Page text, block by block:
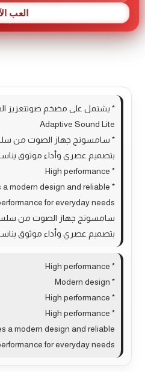
الوصف
مراجعات (0)
* يشتمل على مضخم صوتتعزيز
Adaptive Sound Lite
بتصميم عصري وأداء موثوق يناسب
* High performance
a modern design and reliable
for everyday needs
بتصميم عصري وأداء موثوق يناسب
* High performance
* Modern design
* High performance
* High performance
a modern design and reliable
for everyday needs.
العب